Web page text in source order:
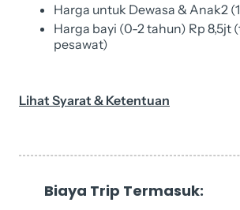
Harga untuk Dewasa & Anak2
Harga bayi (0-2 tahun) Rp 8,5jt
pesawat)
Lihat Syarat & Ketentuan
Biaya Trip Termasuk: